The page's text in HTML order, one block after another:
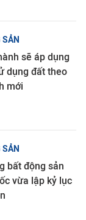
SẢN
sẽ áp dụng
dụng đất theo
mới
SẢN
bất động sản
vừa lập kỷ lục